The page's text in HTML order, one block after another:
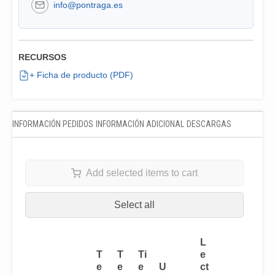
info@pontraga.es
RECURSOS
+ Ficha de producto (PDF)
INFORMACIÓN PEDIDOS INFORMACIÓN ADICIONAL DESCARGAS
Add selected items to cart
Select all
T
e
T
e
Ti
e
U
L
e
ct